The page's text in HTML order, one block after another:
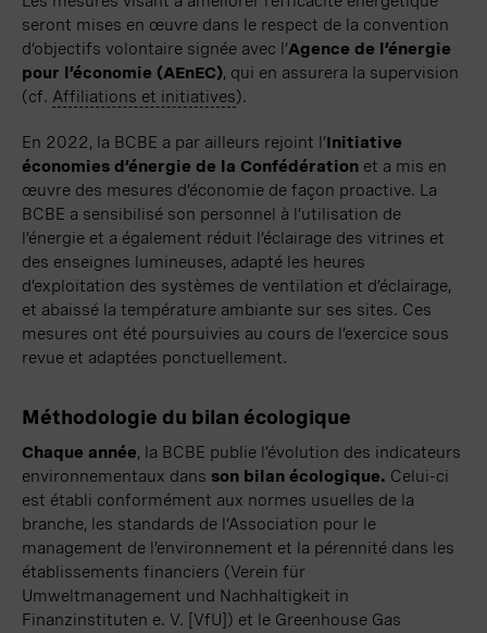
seront mises en œuvre dans le respect de la convention
d’objectifs volontaire signée avec l’Agence de l’énergie
pour l’économie (AEnEC), qui en assurera la supervision
(cf. Affiliations et initiatives).
En 2022, la BCBE a par ailleurs rejoint l’Initiative
économies d’énergie de la Confédération et a mis en
œuvre des mesures d’économie de façon proactive. La
BCBE a sensibilisé son personnel à l’utilisation de
l’énergie et a également réduit l’éclairage des vitrines et
des enseignes lumineuses, adapté les heures
d’exploitation des systèmes de ventilation et d’éclairage,
et abaissé la température ambiante sur ses sites. Ces
mesures ont été poursuivies au cours de l’exercice sous
revue et adaptées ponctuellement.
Méthodologie du bilan écologique
Chaque année, la BCBE publie l’évolution des indicateurs
environnementaux dans son bilan écologique. Celui-ci
est établi conformément aux normes usuelles de la
branche, les standards de l’Association pour le
management de l’environnement et la pérennité dans les
établissements financiers (Verein für
Umweltmanagement und Nachhaltigkeit in
Finanzinstituten e. V. [VfU]) et le Greenhouse Gas